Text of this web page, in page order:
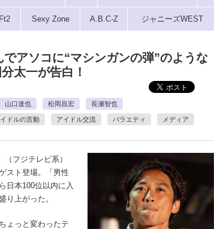
Sexy Zone A.B.C-Z ジャニーズWEST
アソコに“マシンガンの弾”のような
太一が告白！
山口達也 松岡昌宏 長瀬智也
ドルの言動 アイドル交流 バラエティ メディア
（フジテレビ系）
スト登場。「男性
日本100位以内に入
り上がった。
ょっと変わったテ